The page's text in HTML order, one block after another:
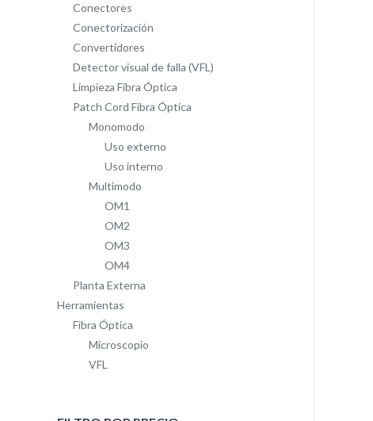
Conectores
Conectorización
Convertidores
Detector visual de falla (VFL)
Limpieza Fibra Óptica
Patch Cord Fibra Óptica
Monomodo
Uso externo
Uso interno
Multimodo
OM1
OM2
OM3
OM4
Planta Externa
Herramientas
Fibra Óptica
Microscopio
VFL